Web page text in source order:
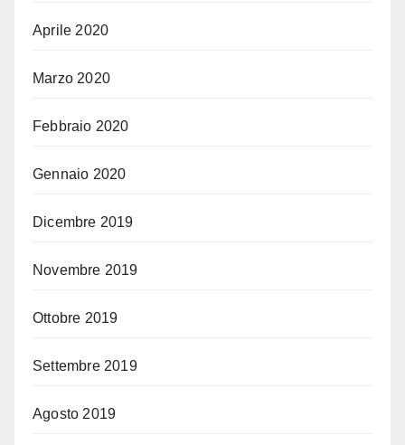
Aprile 2020
Marzo 2020
Febbraio 2020
Gennaio 2020
Dicembre 2019
Novembre 2019
Ottobre 2019
Settembre 2019
Agosto 2019